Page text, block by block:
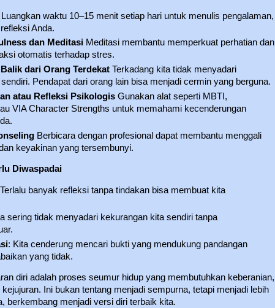
Luangkan waktu 10–15 menit setiap hari untuk menulis pengalaman,
Anda.
dan Meditasi Meditasi membantu memperkuat perhatian dan
otomatis terhadap stres.
dari Orang Terdekat Terkadang kita tidak menyadari
Pendapat dari orang lain bisa menjadi cermin yang berguna.
atau Refleksi Psikologis Gunakan alat seperti MBTI,
VIA Character Strengths untuk memahami kecenderungan
Berbicara dengan profesional dapat membantu menggali
keyakinan yang tersembunyi.
Diwaspadai
banyak refleksi tanpa tindakan bisa membuat kita
sering tidak menyadari kekurangan kita sendiri tanpa
: Kita cenderung mencari bukti yang mendukung pandangan
yang tidak.
diri adalah proses seumur hidup yang membutuhkan keberanian,
kejujuran. Ini bukan tentang menjadi sempurna, tetapi menjadi lebih
berkembang menjadi versi diri terbaik kita.